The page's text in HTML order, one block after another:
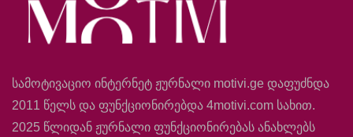
სამოტივაციო ინტერნეტ ჟურნალი motivi.ge დაფუძნდა
2011 წელს და ფუნქციონირებდა 4motivi.com სახით.
2025 წლიდან ჟურნალი ფუნქციონირებას ანახლებს